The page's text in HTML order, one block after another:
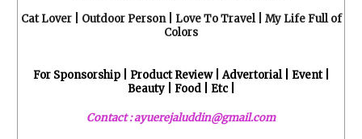
Cat Lover | Outdoor Person | Love To Travel | My Life Full of
Colors
For Sponsorship | Product Review | Advertorial | Event |
Beauty | Food | Etc |
Contact : ayuerejaluddin@gmail.com